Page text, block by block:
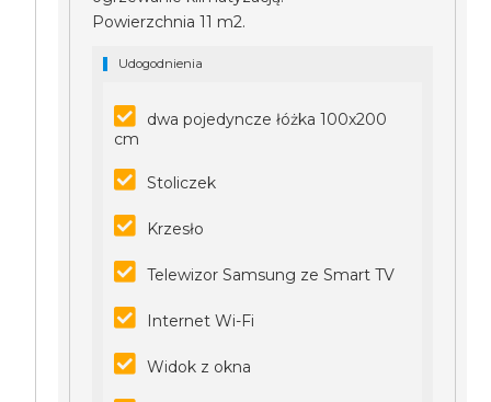
Powierzchnia 11 m2.
Udogodnienia
dwa pojedyncze łóżka 100x200
cm
Stoliczek
Krzesło
Telewizor Samsung ze Smart TV
Internet Wi-Fi
Widok z okna